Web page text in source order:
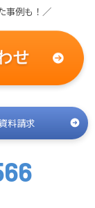
事例も！／
料請求